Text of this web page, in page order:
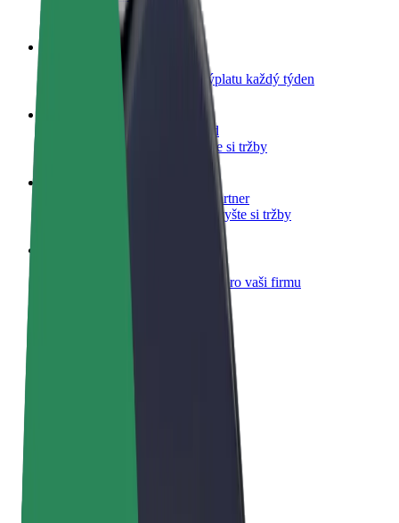
Vydělávejte podle sebe
Staňte se kurýrem
Doručujte jídlo a dostávejte výplatu každý týden
Přidejte restauraci nebo obchod
Oslovte více zákazníků a zvyšte si tržby
Zaregistrujte se jako flotilový partner
Přidejte svou flotilu k Boltu a zvyšte si tržby
Produkty a služby Boltu přesně pro vaši firmu